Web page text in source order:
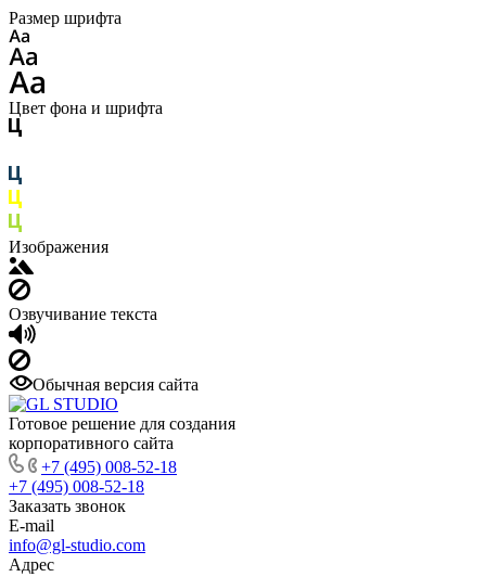
Размер шрифта
Цвет фона и шрифта
Изображения
Озвучивание текста
Обычная версия сайта
Готовое решение для создания
корпоративного сайта
+7 (495) 008-52-18
+7 (495) 008-52-18
Заказать звонок
E-mail
info@gl-studio.com
Адрес